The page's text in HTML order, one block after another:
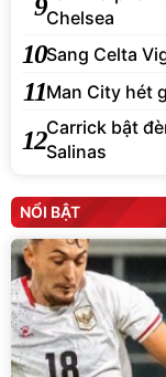
9Chelsea
10Sang Celta
11Man City hét
12Carrick bật
Salinas
NỔI BẬT